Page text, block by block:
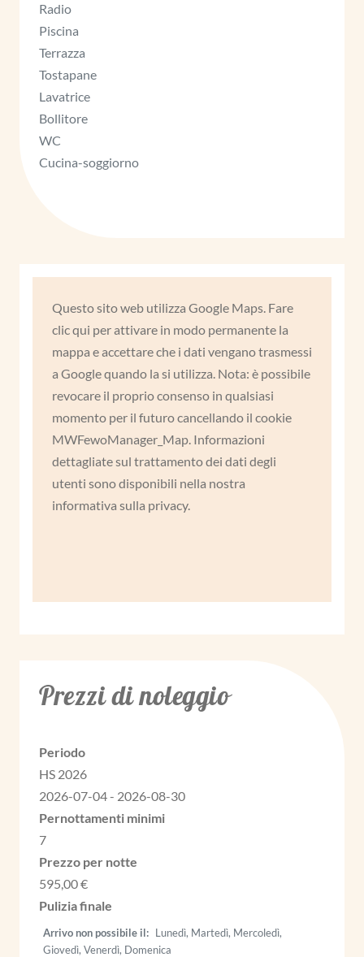
Radio
Piscina
Terrazza
Tostapane
Lavatrice
Bollitore
WC
Cucina-soggiorno
Questo sito web utilizza Google Maps. Fare
clic qui per attivare in modo permanente la
mappa e accettare che i dati vengano trasmessi
a Google quando la si utilizza. Nota: è possibile
revocare il proprio consenso in qualsiasi
momento per il futuro cancellando il cookie
MWFewoManager_Map. Informazioni
dettagliate sul trattamento dei dati degli
utenti sono disponibili nella nostra
informativa sulla privacy.
Prezzi di noleggio
HS 2026
2026-07-04 - 2026-08-30
7
595,00 €
Arrivo non possibile il
Lunedì, Martedì, Mercoledì,
Giovedì, Venerdì, Domenica